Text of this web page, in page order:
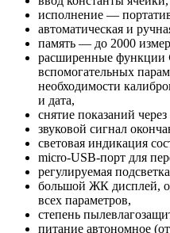
исполнение —
автоматическая и
память — до 2000
расширенные функции
вспомогательных
необходимости
и дата,
снятие показаний
звуковой сигнал
световая индикация
micro-USB-порт для
регулируемая
большой ЖК дисплей,
всех параметров,
степень
питание автономное